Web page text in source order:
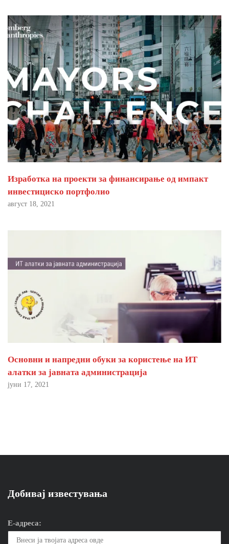
Изработка на проекти за финансирање од импакт
инвестициско портфолио
август 18, 2021
Основни и напредни обуки за користење на ИТ
алатки за јавната администрација
јуни 17, 2021
Добивај известувања
Е-адреса: